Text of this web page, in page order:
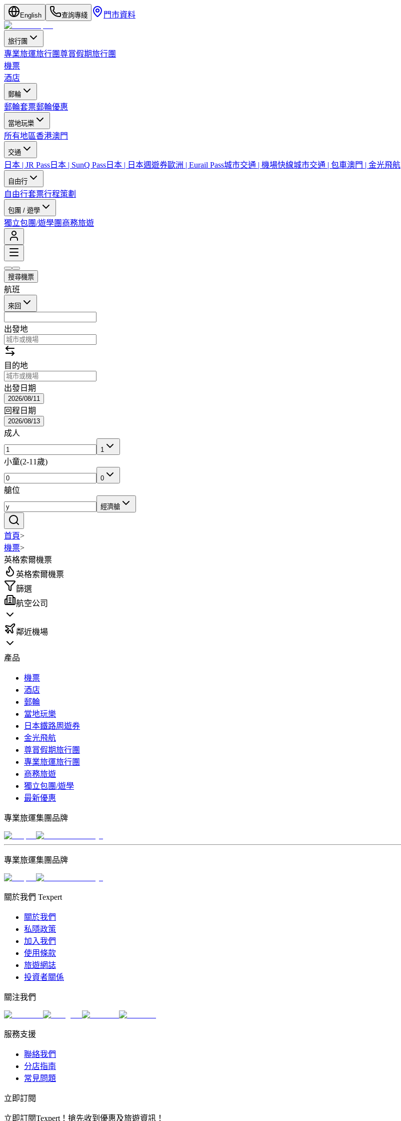
English 查詢專綫 門市資料
旅行團
專業旅運旅行團尊賞假期旅行團
機票
酒店
郵輪
郵輪套票郵輪優惠
當地玩樂
所有地區香港澳門
交通
日本 | JR Pass 日本 | SunQ Pass 日本 | 日本週遊券歐洲 | Eurail Pass城市交通 | 機場快線城市交通 | 包車澳門 | 金光飛航
自由行
自由行套票行程策劃
包團 / 遊學
獨立包團/遊學團 商務旅遊
搜尋機票
航班
來回
出發地
目的地
出發日期
2026/08/11
回程日期
2026/08/13
成人
1
小童(2-11歲)
0
艙位
經濟艙
首頁>
機票>
英格索爾機票
英格索爾機票
篩選
航空公司
鄰近機場
產品
機票
酒店
郵輪
當地玩樂
日本鐵路周遊券
金光飛航
尊賞假期旅行團
專業旅運旅行團
商務旅遊
獨立包團/遊學
最新優惠
專業旅運集團品牌
專業旅運集團品牌
關於我們 Texpert
關於我們
私隱政策
加入我們
使用條款
旅遊網誌
投資者關係
關注我們
服務支援
聯絡我們
分店指南
常見問題
立即訂閱
立即訂閱Texpert！搶先收到優惠及旅遊資訊！